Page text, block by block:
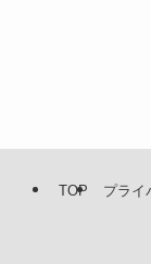
TOP プライ